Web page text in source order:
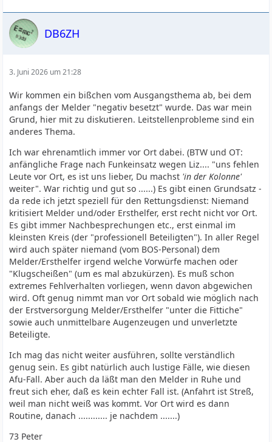
DB6ZH
3. Juni 2026 um 21:28
Wir kommen ein bißchen vom Ausgangsthema ab, bei dem
anfangs der Melder "negativ besetzt" wurde. Das war mein
Grund, hier mit zu diskutieren. Leitstellenprobleme sind ein
anderes Thema.
Ich war ehrenamtlich immer vor Ort dabei. (BTW und OT:
anfängliche Frage nach Funkeinsatz wegen Liz.... "uns fehlen
Leute vor Ort, es ist uns lieber, Du machst 'in der Kolonne'
weiter". War richtig und gut so ......) Es gibt einen Grundsatz -
da rede ich jetzt speziell für den Rettungsdienst: Niemand
kritisiert Melder und/oder Ersthelfer, erst recht nicht vor Ort.
Es gibt immer Nachbesprechungen etc., erst einmal im
kleinsten Kreis (der "professionell Beteiligten"). In aller Regel
wird auch später niemand (vom BOS-Personal) dem
Melder/Ersthelfer irgend welche Vorwürfe machen oder
"Klugscheißen" (um es mal abzukürzen). Es muß schon
extremes Fehlverhalten vorliegen, wenn davon abgewichen
wird. Oft genug nimmt man vor Ort sobald wie möglich nach
der Erstversorgung Melder/Ersthelfer "unter die Fittiche"
sowie auch unmittelbare Augenzeugen und unverletzte
Beteiligte.
Ich mag das nicht weiter ausführen, sollte verständlich
genug sein. Es gibt natürlich auch lustige Fälle, wie diesen
Afu-Fall. Aber auch da läßt man den Melder in Ruhe und
freut sich eher, daß es kein echter Fall ist. (Anfahrt ist Streß,
weil man nicht weiß was kommt. Vor Ort wird es dann
Routine, danach ............ je nachdem .......)
73 Peter